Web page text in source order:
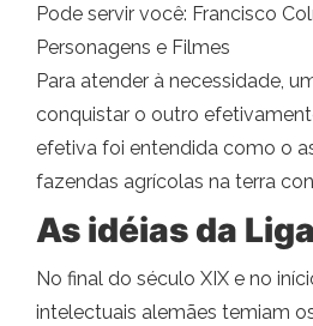
Pode servir você: Francisco
Personagens e Filmes
Para atender à necessidade,
conquistar o outro
efetiva foi entendida como o
fazendas agrícolas na terra
As idéias da
No final do século XIX e no
intelectuais alemães temiam